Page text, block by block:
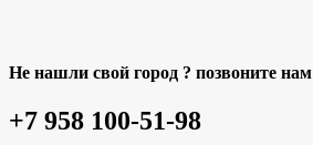
Не нашли свой город ? позвоните нам
+7 958 100-51-98